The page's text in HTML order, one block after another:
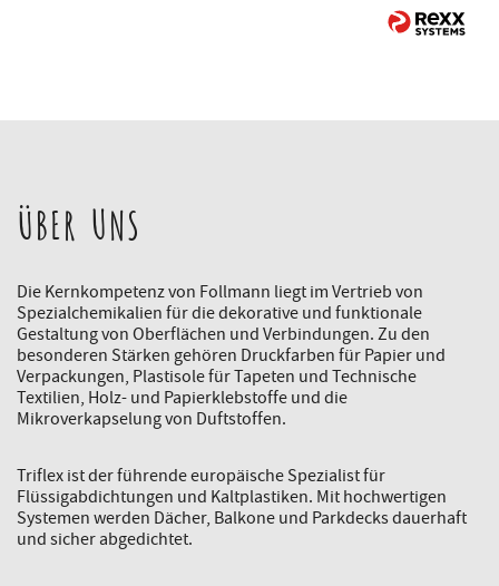
ÜBER UNS
Die Kernkompetenz von Follmann liegt im Vertrieb von
Spezialchemikalien für die dekorative und funktionale
Gestaltung von Oberflächen und Verbindungen. Zu den
besonderen Stärken gehören Druckfarben für Papier und
Verpackungen, Plastisole für Tapeten und Technische
Textilien, Holz- und Papierklebstoffe und die
Mikroverkapselung von Duftstoffen.
Triflex ist der führende europäische Spezialist für
Flüssigabdichtungen und Kaltplastiken. Mit hochwertigen
Systemen werden Dächer, Balkone und Parkdecks dauerhaft
und sicher abgedichtet.